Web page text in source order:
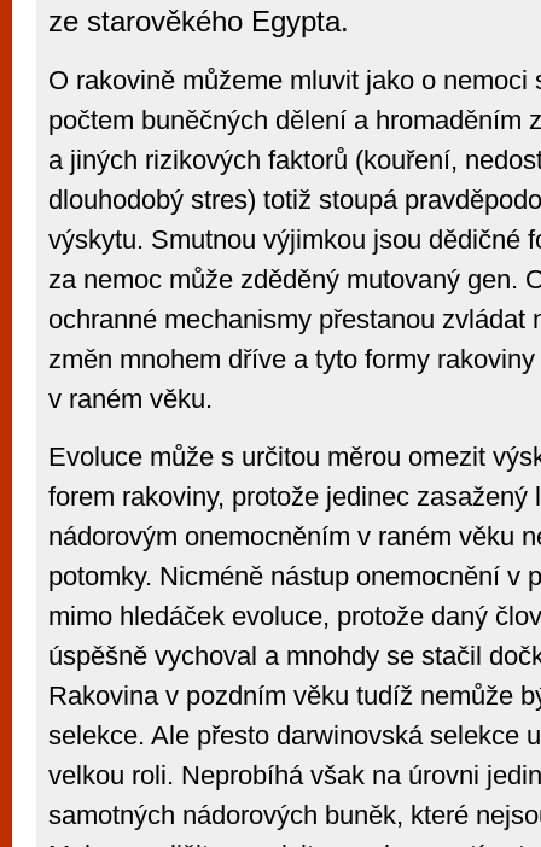
ze starověkého Egypta.
O rakovině můžeme mluvit jako o nemoci
počtem buněčných dělení a hromaděním
a jiných rizikových faktorů (kouření,
dlouhodobý stres) totiž stoupá
výskytu. Smutnou výjimkou jsou dědičné
za nemoc může zděděný mutovaný gen.
ochranné mechanismy přestanou zvládat
změn mnohem dříve a tyto formy
v raném věku.
Evoluce může s určitou měrou omezit
forem rakoviny, protože jedinec zasažený
nádorovým onemocněním v raném věku
potomky. Nicméně nástup onemocnění v
mimo hledáček evoluce, protože daný
úspěšně vychoval a mnohdy se stačil
Rakovina v pozdním věku tudíž nemůže
selekce. Ale přesto darwinovská selekce
velkou roli. Neprobíhá však na úrovni
samotných nádorových buněk, které